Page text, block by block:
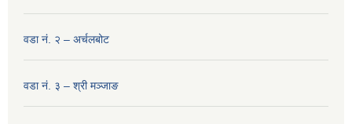
वडा नं. २ – अर्चलबोट
वडा नं. ३ – श्री मञ्‍जाङ